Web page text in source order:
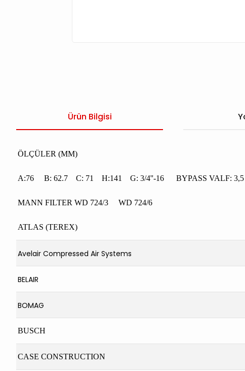
Ürün Bilgisi
ÖLÇÜLER (MM)
A:76 B: 62.7 C: 71 H:141 G: 3/4''-16 BYPASS VALF: 3,5
MANN FILTER WD 724/3 WD 724/6
ATLAS (TEREX)
Avelair Compressed Air Systems
BELAIR
BOMAG
BUSCH
CASE CONSTRUCTION